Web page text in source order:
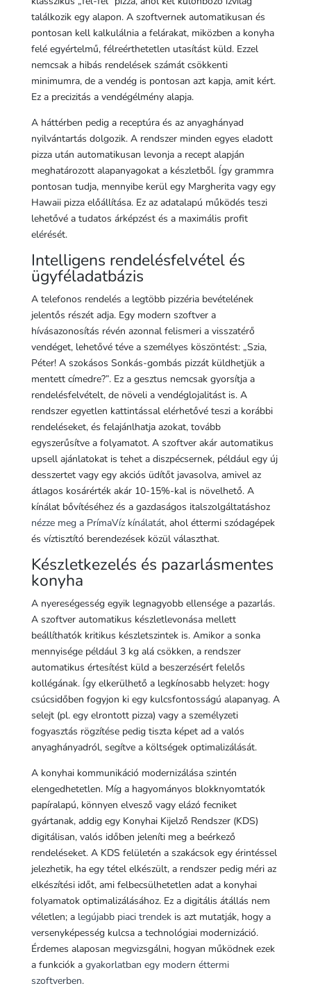
találkozik egy alapon. A szoftvernek automatikusan és
pontosan kell kalkulálnia a felárakat, miközben a konyha
felé egyértelmű, félreérthetetlen utasítást küld. Ezzel
nemcsak a hibás rendelések számát csökkenti
minimumra, de a vendég is pontosan azt kapja, amit kért.
Ez a precizitás a vendégélmény alapja.
A háttérben pedig a receptúra és az anyaghányad
nyilvántartás dolgozik. A rendszer minden egyes eladott
pizza után automatikusan levonja a recept alapján
meghatározott alapanyagokat a készletből. Így grammra
pontosan tudja, mennyibe kerül egy Margherita vagy egy
Hawaii pizza előállítása. Ez az adatalapú működés teszi
lehetővé a tudatos árképzést és a maximális profit
elérését.
Intelligens rendelésfelvétel és
ügyféladatbázis
A telefonos rendelés a legtöbb pizzéria bevételének
jelentős részét adja. Egy modern szoftver a
hívásazonosítás révén azonnal felismeri a visszatérő
vendéget, lehetővé téve a személyes köszöntést: „Szia,
Péter! A szokásos Sonkás-gombás pizzát küldhetjük a
mentett címedre?”. Ez a gesztus nemcsak gyorsítja a
rendelésfelvételt, de növeli a vendéglojalitást is. A
rendszer egyetlen kattintással elérhetővé teszi a korábbi
rendeléseket, és felajánlhatja azokat, tovább
egyszerűsítve a folyamatot. A szoftver akár automatikus
upsell ajánlatokat is tehet a diszpécsernek, például egy új
desszertet vagy egy akciós üdítőt javasolva, amivel az
átlagos kosárérték akár 10-15%-kal is növelhető. A
kínálat bővítéséhez és a gazdaságos italszolgáltatáshoz
nézze meg a PrímaVíz kínálatát, ahol éttermi szódagépek
és víztisztító berendezések közül választhat.
Készletkezelés és pazarlásmentes
konyha
A nyereségesség egyik legnagyobb ellensége a pazarlás.
A szoftver automatikus készletlevonása mellett
beállíthatók kritikus készletszintek is. Amikor a sonka
mennyisége például 3 kg alá csökken, a rendszer
automatikus értesítést küld a beszerzésért felelős
kollégának. Így elkerülhető a legkínosabb helyzet: hogy
csúcsidőben fogyjon ki egy kulcsfontosságú alapanyag. A
selejt (pl. egy elrontott pizza) vagy a személyzeti
fogyasztás rögzítése pedig tiszta képet ad a valós
anyaghányadról, segítve a költségek optimalizálását.
A konyhai kommunikáció modernizálása szintén
elengedhetetlen. Míg a hagyományos blokknyomtatók
papíralapú, könnyen elvesző vagy elázó fecniket
gyártanak, addig egy Konyhai Kijelző Rendszer (KDS)
digitálisan, valós időben jeleníti meg a beérkező
rendeléseket. A KDS felületén a szakácsok egy érintéssel
jelezhetik, ha egy tétel elkészült, a rendszer pedig méri az
elkészítési időt, ami felbecsülhetetlen adat a konyhai
folyamatok optimalizálásához. Ez a digitális átállás nem
véletlen; a legújabb piaci trendekis azt mutatják, hogy a
versenyképesség kulcsa a technológiai modernizáció.
Érdemes alaposan megvizsgálni, hogyan működnek ezek
a funkciók a gyakorlatban egy modern éttermi
szoftverben.